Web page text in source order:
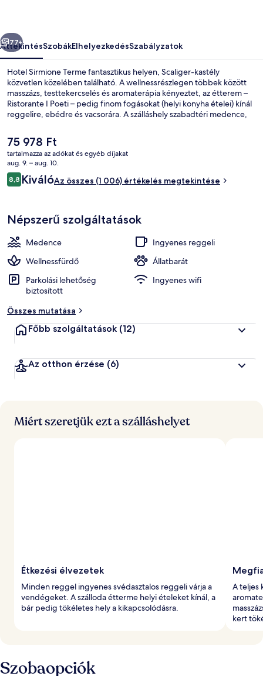
Következő
77+
ÁttekintésSzobákElhelyezkedésSzabályzatok
Hotel Sirmione Terme fantasztikus helyen, Scaliger-kastély
közvetlen közelében található. A wellnessrészlegen többek között
masszázs, testtekercselés és aromaterápia kényeztet, az étterem –
Ristorante I Poeti – pedig finom fogásokat (helyi konyha ételei) kínál
reggelire, ebédre és vacsorára. A szálláshely szabadtéri medence,
utazók nagyszerű véleménnyel vannak a szálláshely következő
jellemzőiről: segítőkész személyzet és elhelyezkedés.
A
jelenlegi
ár
75 978 Ft
75 978 Ft
tartalmazza az adókat és egyéb díjakat
aug. 9. – aug. 10.
Értékelések
8,88,8 ennyiből: 10
KiválóAz összes (1 006) értékelés megtekintése
Népszerű szolgáltatások
Medence
Ingyenes reggeli
Wellnessfürdő
Állatbarát
Parkolási lehetőség
biztosított
Ingyenes wifi
Összes mutatása
Főbb szolgáltatások (12)
Az otthon érzése (6)
Miért szeretjük ezt a szálláshelyet
Étkezési élvezetek
Minden reggel ingyenes svédasztalos reggeli várja a
vendégeket. A szálloda étterme helyi ételeket kínál, a
bár pedig tökéletes hely a kikapcsolódásra.
A teljes
kert
Szobaopciók